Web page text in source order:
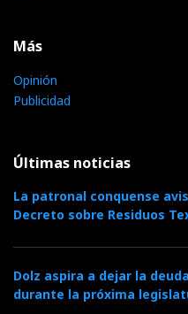
Más
Opinión
Publicidad
Últimas noticias
La patronal conquense
Decreto sobre Residuos
Dolz aspira a dejar la
durante la próxima